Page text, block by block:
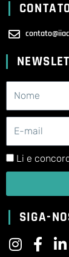
Li e
SIGA-